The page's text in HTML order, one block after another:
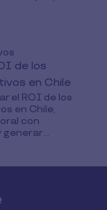
de los
en Chile
el ROI de los
en Chile,
con